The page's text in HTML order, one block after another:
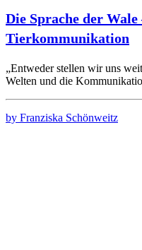
Die Sprache der
Tierkommunikation
„Entweder stellen wir uns
Welten und die
by Franziska Schönweitz